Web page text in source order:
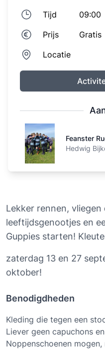
Lekker rennen, vliegen
leeftijdsgenootjes en
Guppies starten!
zaterdag 13 en 27
oktober!
Benodigdheden
Kleding die tegen een
Liever geen capuchons
Noppenschoenen
Tijd
09:00
Prijs
Gratis
Locatie
Feanster Rugby Club
Feanster
Hedwig